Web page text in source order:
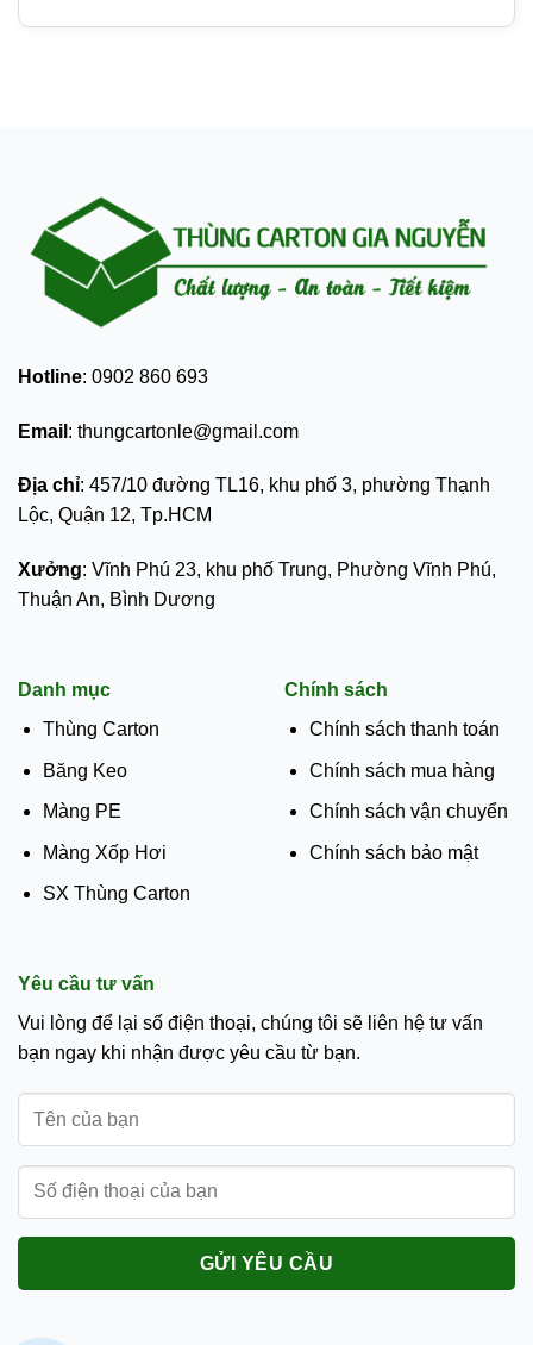
Hotline: 0902 860 693
Email : thungcartonle@gmail.com
Địa chỉ: 457/10 đường TL16, khu phố 3, phường Thạnh
Lộc, Quận 12, Tp.HCM
Xưởng: Vĩnh Phú 23, khu phố Trung, Phường Vĩnh Phú,
Thuận An, Bình Dương
Danh mục
Thùng Carton
Băng Keo
Màng PE
Màng Xốp Hơi
SX Thùng Carton
Chính sách
Chính sách thanh toán
Chính sách mua hàng
Chính sách vận chuyển
Chính sách bảo mật
Yêu cầu tư vấn
Vui lòng để lại số điện thoại, chúng tôi sẽ liên hệ tư vấn
bạn ngay khi nhận được yêu cầu từ bạn.